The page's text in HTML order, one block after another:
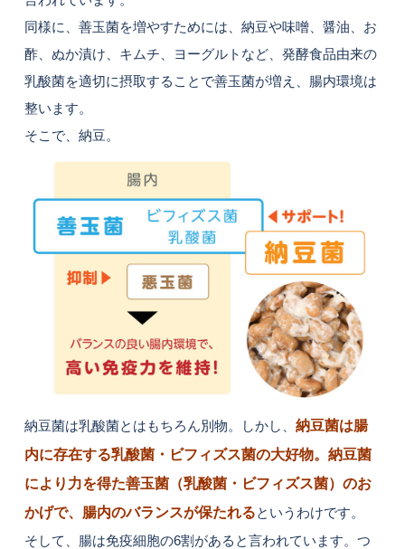
同様に、善玉菌を増やすためには、納豆や味噌、醤油、お
酢、ぬか漬け、キムチ、ヨーグルトなど、発酵食品由来の
乳酸菌を適切に摂取することで善玉菌が増え、腸内環境は
整います。
そこで、納豆。
納豆菌は乳酸菌とはもちろん別物。しかし、納豆菌は腸
内に存在する乳酸菌・ビフィズス菌の大好物。納豆菌
により力を得た善玉菌（乳酸菌・ビフィズス菌）のお
かげで、腸内のバランスが保たれるというわけです。
そして、腸は免疫細胞の6割があると言われています。つ